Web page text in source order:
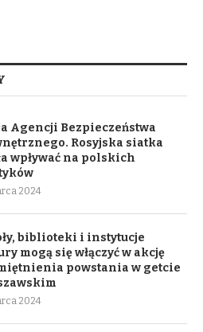
Agencji Bezpieczeństwa
Rosyjska siatka
wpływać na polskich
2024
biblioteki i instytucje
mogą się włączyć w akcję
powstania w getcie
2024